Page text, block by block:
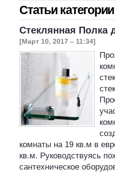
Статьи категории
Стеклянная Полка
[Март 10, 2017 – 11:34]
комнаты на 19 кв.м в
кв.м. Руководствуясь
сантехническое